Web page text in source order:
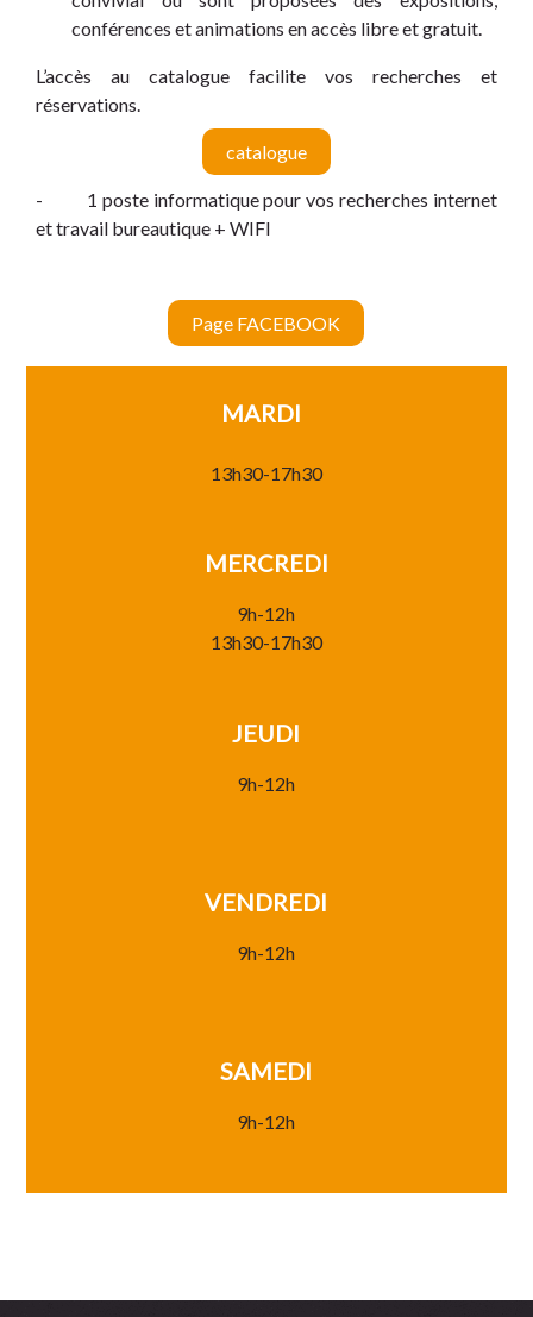
conférences et animations en accès libre et gratuit.
L’accès au catalogue facilite vos recherches et
réservations.
catalogue
- 1 poste informatique pour vos recherches internet
et travail bureautique + WIFI
Page FACEBOOK
MARDI
13h30-17h30
MERCREDI
9h-12h
13h30-17h30
JEUDI
9h-12h
VENDREDI
9h-12h
SAMEDI
9h-12h